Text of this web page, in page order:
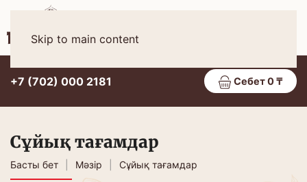
Skip to main content
+7 (702) 000 2181 Себет 0 ₸
Сұйық тағамдар
Басты бет Мәзір Сұйық тағамдар